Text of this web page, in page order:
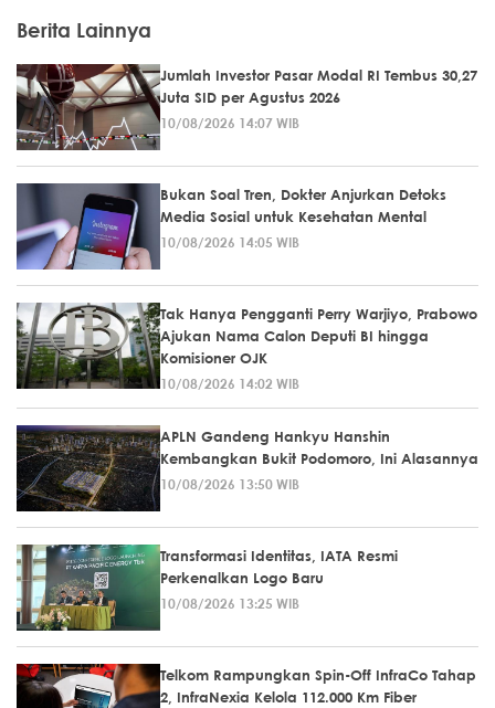
Berita Lainnya
Jumlah Investor Pasar Modal RI Tembus 30,27
Juta SID per Agustus 2026
10/08/2026 14:07 WIB
Bukan Soal Tren, Dokter Anjurkan Detoks
Media Sosial untuk Kesehatan Mental
10/08/2026 14:05 WIB
Tak Hanya Pengganti Perry Warjiyo, Prabowo
Ajukan Nama Calon Deputi BI hingga
Komisioner OJK
10/08/2026 14:02 WIB
APLN Gandeng Hankyu Hanshin
Kembangkan Bukit Podomoro, Ini Alasannya
10/08/2026 13:50 WIB
Transformasi Identitas, IATA Resmi
Perkenalkan Logo Baru
10/08/2026 13:25 WIB
Telkom Rampungkan Spin-Off InfraCo Tahap
2, InfraNexia Kelola 112.000 Km Fiber